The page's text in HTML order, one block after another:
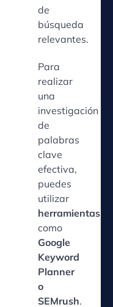
de
búsqueda
relevantes.
Para
realizar
una
investigación
de
palabras
clave
efectiva,
puedes
utilizar
herramientas
como
Google
Keyword
Planner
o
SEMrush.